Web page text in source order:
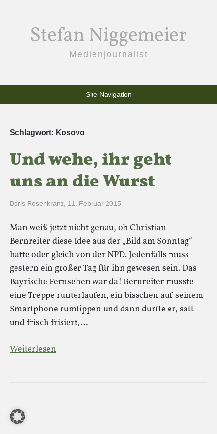
Stefan Niggemeier
Medienjournalist
Site Navigation
Schlagwort: Kosovo
Und wehe, ihr geht
uns an die Wurst
Boris Rosenkranz 11. Februar 2015
Man weiß jetzt nicht genau, ob Christian
Bernreiter diese Idee aus der „Bild am Sonntag“
hatte oder gleich von der NPD. Jedenfalls muss
gestern ein großer Tag für ihn gewesen sein. Das
Bayrische Fernsehen war da! Bernreiter musste
eine Treppe runterlaufen, ein bisschen auf seinem
Smartphone rumtippen und dann durfte er, satt
und frisch frisiert,…
Weiterlesen